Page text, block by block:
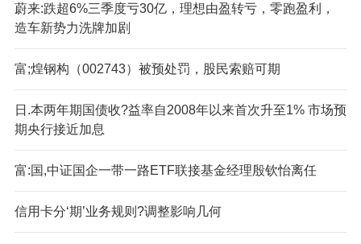
蔚来:跌超6%三季度亏30亿，理想由盈转亏，零跑盈利，
造车新势力洗牌加剧
富;煌钢构（002743）被预处罚，股民索赔可期
日.本两年期国债收?益率自2008年以来首次升至1% 市场预
期央行接近加息
富:国,中证国企一带一路ETF联接基金经理殷钦怡离任
信用卡分‘期’业务规则?调整影响几何